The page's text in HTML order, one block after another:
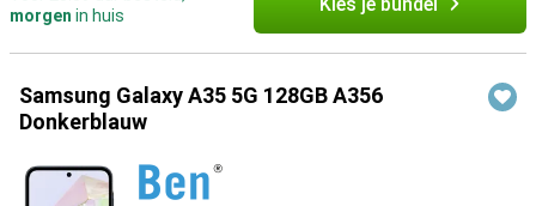
morgen in huis Kies je bundel
Samsung Galaxy A35 5G 128GB A356
Donkerblauw